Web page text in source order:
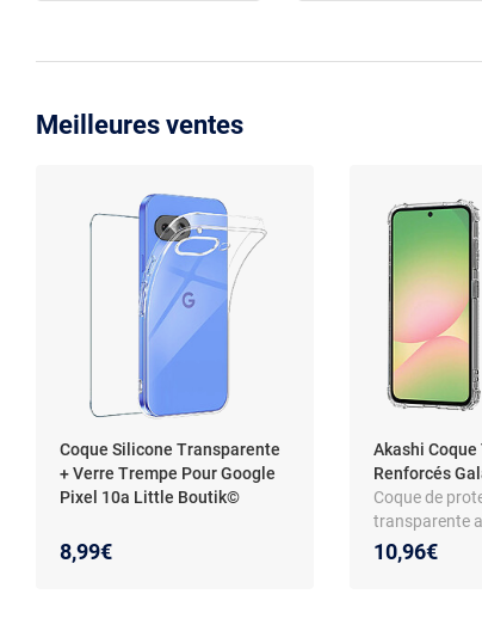
Meilleures ventes
Coque Silicone Transparente
+ Verre Trempe Pour Google
Pixel 10a Little Boutik©
8,99€
Akashi Coque
Renforcés
Coque de
transparente
renforcés pour
Galaxy A56 5G
10,96€